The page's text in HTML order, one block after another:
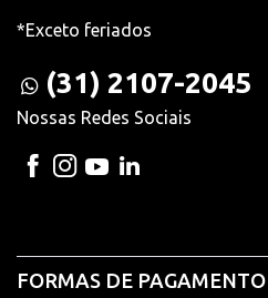
*Exceto feriados
(31) 2107-2045
Nossas Redes Sociais
FORMAS DE PAGAMENTO